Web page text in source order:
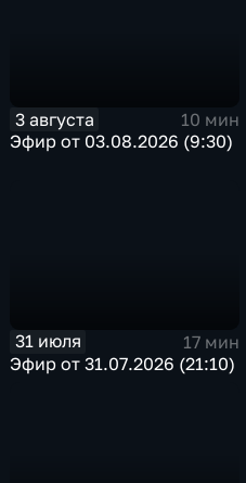
3 августа
10 мин
Эфир от 03.08.2026 (9:30)
31 июля
17 мин
Эфир от 31.07.2026 (21:10)